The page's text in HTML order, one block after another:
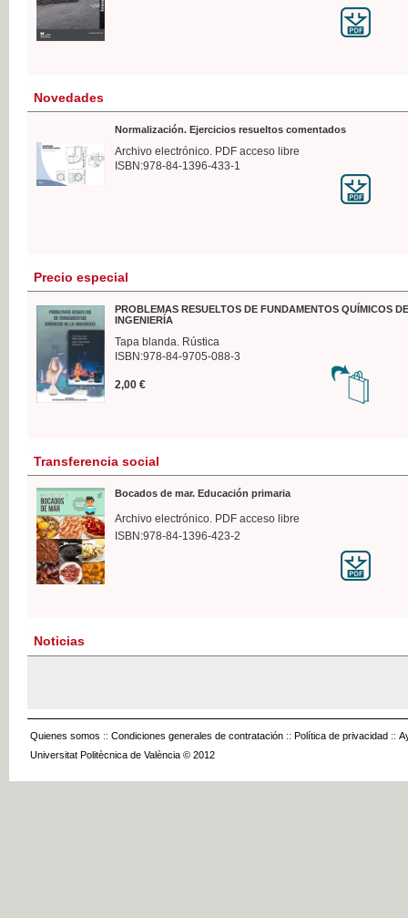
Novedades
Normalización. Ejercicios resueltos comentados
Archivo electrónico. PDF acceso libre
ISBN:978-84-1396-433-1
Precio especial
PROBLEMAS RESUELTOS DE FUNDAMENTOS QUÍMICOS
INGENIERÍA
Tapa blanda. Rústica
ISBN:978-84-9705-088-3
2,00 €
Transferencia social
Bocados de mar. Educación primaria
Archivo electrónico. PDF acceso libre
ISBN:978-84-1396-423-2
Noticias
Quienes somos :: Condiciones generales de contratación :: Política de privacidad ::
Universitat Politècnica de València © 2012